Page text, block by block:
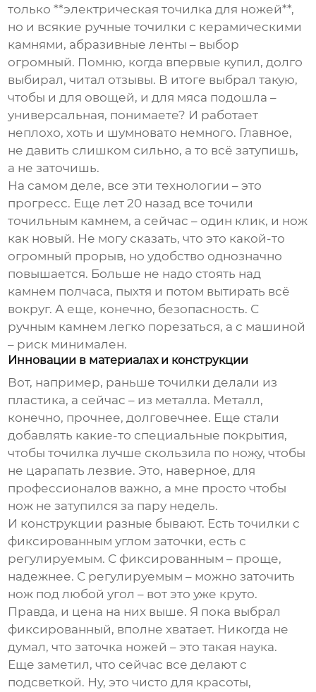
только **электрическая точилка для ножей**,
но и всякие ручные точилки с керамическими
камнями, абразивные ленты – выбор
огромный. Помню, когда впервые купил, долго
выбирал, читал отзывы. В итоге выбрал такую,
чтобы и для овощей, и для мяса подошла –
универсальная, понимаете? И работает
неплохо, хоть и шумновато немного. Главное,
не давить слишком сильно, а то всё затупишь,
а не заточишь.
На самом деле, все эти технологии – это
прогресс. Еще лет 20 назад все точили
точильным камнем, а сейчас – один клик, и нож
как новый. Не могу сказать, что это какой-то
огромный прорыв, но удобство однозначно
повышается. Больше не надо стоять над
камнем полчаса, пыхтя и потом вытирать всё
вокруг. А еще, конечно, безопасность. С
ручным камнем легко порезаться, а с машиной
– риск минимален.
Инновации в материалах и конструкции
Вот, например, раньше точилки делали из
пластика, а сейчас – из металла. Металл,
конечно, прочнее, долговечнее. Еще стали
добавлять какие-то специальные покрытия,
чтобы точилка лучше скользила по ножу, чтобы
не царапать лезвие. Это, наверное, для
профессионалов важно, а мне просто чтобы
нож не затупился за пару недель.
И конструкции разные бывают. Есть точилки с
фиксированным углом заточки, есть с
регулируемым. С фиксированным – проще,
надежнее. С регулируемым – можно заточить
нож под любой угол – вот это уже круто.
Правда, и цена на них выше. Я пока выбрал
фиксированный, вполне хватает. Никогда не
думал, что заточка ножей – это такая наука.
Еще заметил, что сейчас все делают с
подсветкой. Ну, это чисто для красоты,